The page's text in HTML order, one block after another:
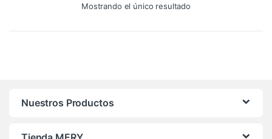
Mostrando el único resultado
Nuestros Productos